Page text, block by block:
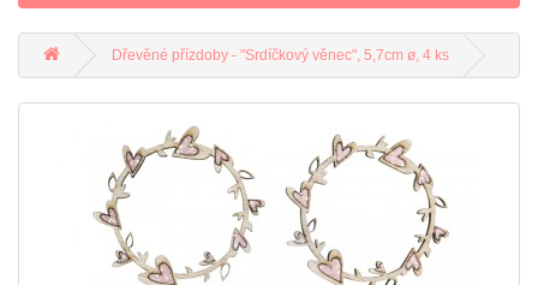
Dřevěné přízdoby - "Srdíčkový věnec", 5,7cm ø, 4 ks